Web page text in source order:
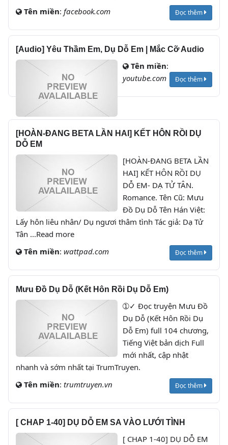
Tên miền: facebook.com Đọc thêm
[Audio] Yêu Thầm Em, Dụ Dỗ Em | Mắc Cỡ Audio
Tên miền:
youtube.com
Đọc thêm
[HOÀN-ĐANG BETA LẦN HAI] KẾT HÔN RỒI DỤ
DỖ EM
[HOÀN-ĐANG BETA LẦN
HAI] KẾT HÔN RỒI DỤ
DỖ EM- DẠ TỬ TÂN.
Romance. Tên Cũ: Mưu
Đồ Dụ Dỗ Tên Hán Việt:
Lấy hôn liêu nhân/ Dụ ngươi thâm tình Tác giả: Dạ Tử
Tân ...Read more
Tên miền: wattpad.com Đọc thêm
Mưu Đồ Dụ Dỗ (Kết Hôn Rồi Dụ Dỗ Em)
➀✓ Đọc truyện Mưu Đồ
Dụ Dỗ (Kết Hôn Rồi Dụ
Dỗ Em) full 104 chương,
Tiếng Việt bản dịch Full
mới nhất, cập nhật
nhanh và sớm nhất tại TrumTruyen.
Tên miền: trumtruyen.vn Đọc thêm
[ CHAP 1-40] DỤ DỖ EM SA VÀO LƯỚI TÌNH
[ CHAP 1-40] DỤ DỖ EM